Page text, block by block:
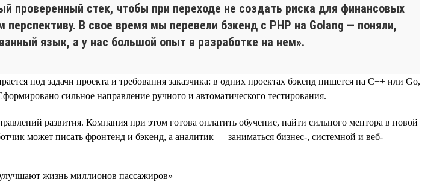
проверенный стек, чтобы при переходе не создать риска для финансовых
В свое время мы перевели бэкенд с PHP на Golang — поняли,
язык, а у нас большой опыт в разработке на нем».
под задачи проекта и требования заказчика: в одних проектах бэкенд пишется на C++ или Go,
сильное направление ручного и автоматического тестирования.
развития. Компания при этом готова оплатить обучение, найти сильного ментора в новой
может писать фронтенд и бэкенд, а аналитик — заниматься бизнес-, системной и веб-